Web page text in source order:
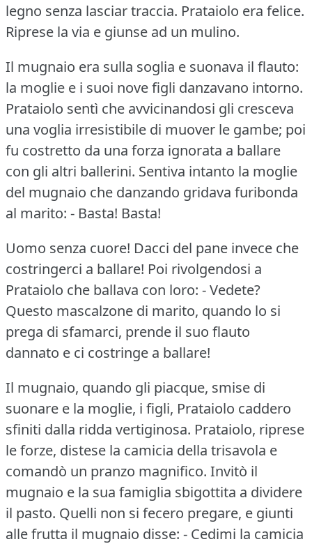
legno senza lasciar traccia. Prataiolo era felice.
Riprese la via e giunse ad un mulino.
Il mugnaio era sulla soglia e suonava il flauto:
la moglie e i suoi nove figli danzavano intorno.
Prataiolo sentì che avvicinandosi gli cresceva
una voglia irresistibile di muover le gambe; poi
fu costretto da una forza ignorata a ballare
con gli altri ballerini. Sentiva intanto la moglie
del mugnaio che danzando gridava furibonda
al marito: - Basta! Basta!
Uomo senza cuore! Dacci del pane invece che
costringerci a ballare! Poi rivolgendosi a
Prataiolo che ballava con loro: - Vedete?
Questo mascalzone di marito, quando lo si
prega di sfamarci, prende il suo flauto
dannato e ci costringe a ballare!
Il mugnaio, quando gli piacque, smise di
suonare e la moglie, i figli, Prataiolo caddero
sfiniti dalla ridda vertiginosa. Prataiolo, riprese
le forze, distese la camicia della trisavola e
comandò un pranzo magnifico. Invitò il
mugnaio e la sua famiglia sbigottita a dividere
il pasto. Quelli non si fecero pregare, e giunti
alle frutta il mugnaio disse: - Cedimi la camicia